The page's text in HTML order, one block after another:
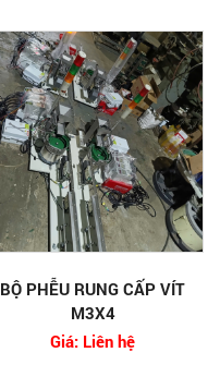
BỘ PHỄU RUNG CẤP VÍT
M3X4
Giá: Liên hệ